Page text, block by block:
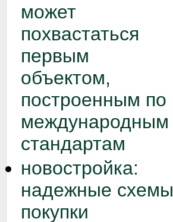
может
похвастаться
первым
объектом,
построенным по
международным
стандартам
новостройка:
надежные схемы
покупки